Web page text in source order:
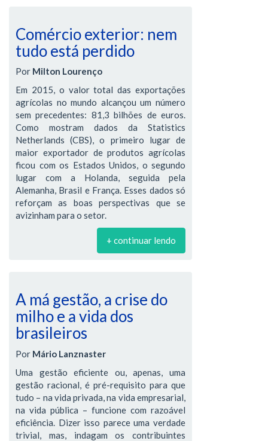
Comércio exterior: nem
tudo está perdido
Por Milton Lourenço
Em 2015, o valor total das exportações
agrícolas no mundo alcançou um número
sem precedentes: 81,3 bilhões de euros.
Como mostram dados da Statistics
Netherlands (CBS), o primeiro lugar de
maior exportador de produtos agrícolas
ficou com os Estados Unidos, o segundo
lugar com a Holanda, seguida pela
Alemanha, Brasil e França. Esses dados só
reforçam as boas perspectivas que se
avizinham para o setor.
+ continuar lendo
A má gestão, a crise do
milho e a vida dos
brasileiros
Por Mário Lanznaster
Uma gestão eficiente ou, apenas, uma
gestão racional, é pré-requisito para que
tudo – na vida privada, na vida empresarial,
na vida pública – funcione com razoável
eficiência. Dizer isso parece uma verdade
trivial, mas, indagam os contribuintes